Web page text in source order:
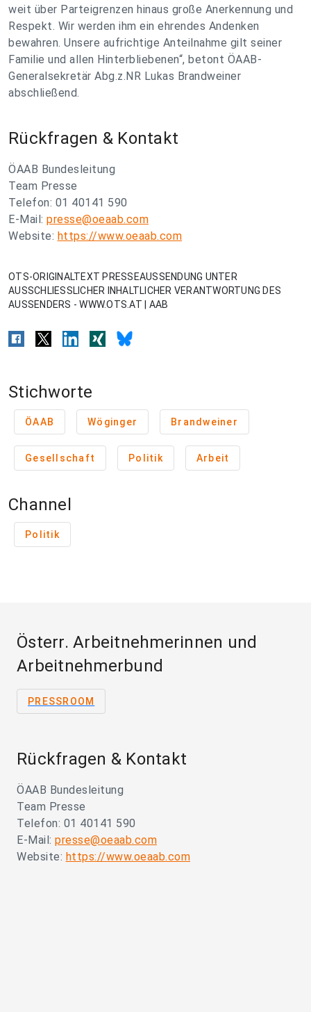
weit über Parteigrenzen hinaus große Anerkennung und
Respekt. Wir werden ihm ein ehrendes Andenken
bewahren. Unsere aufrichtige Anteilnahme gilt seiner
Familie und allen Hinterbliebenen“, betont ÖAAB-
Generalsekretär Abg.z.NR Lukas Brandweiner
abschließend.
Rückfragen & Kontakt
ÖAAB Bundesleitung
Team Presse
Telefon: 01 40141 590
E-Mail: presse@oeaab.com
Website: https://www.oeaab.com
OTS-ORIGINALTEXT PRESSEAUSSENDUNG UNTER
AUSSCHLIESSLICHER INHALTLICHER VERANTWORTUNG DES
AUSSENDERS - WWW.OTS.AT | AAB
Stichworte
ÖAAB Wöginger Brandweiner
Gesellschaft Politik Arbeit
Channel
Politik
Österr. Arbeitnehmerinnen und
Arbeitnehmerbund
PRESSROOM
Rückfragen & Kontakt
ÖAAB Bundesleitung
Team Presse
Telefon: 01 40141 590
E-Mail: presse@oeaab.com
Website: https://www.oeaab.com